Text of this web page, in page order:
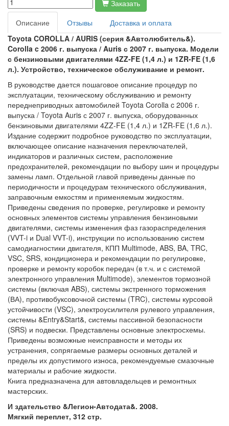
Заказать
Описание
Отзывы
Доставка и оплата
Toyota COROLLA / AURIS (серия &Автолюбитель&).
Corolla c 2006 г. выпуска / Auris с 2007 г. выпуска. Модели
с бензиновыми двигателями 4ZZ-FE (1,4 л.) и 1ZR-FE (1,6
л.). Устройство, техническое обслуживание и ремонт.
В руководстве дается пошаговое описание процедур по
эксплуатации, техническому обслуживанию и ремонту
переднеприводных автомобилей Toyota Corolla c 2006 г.
выпуска / Toyota Auris с 2007 г. выпуска, оборудованных
бензиновыми двигателями 4ZZ-FE (1,4 л.) и 1ZR-FE (1,6 л.).
Издание содержит подробное руководство по эксплуатации,
включающее описание назначения переключателей,
индикаторов и различных систем, расположение
предохранителей, рекомендации по выбору шин и процедуры
замены ламп. Отдельной главой приведены данные по
периодичности и процедурам технического обслуживания,
заправочным емкостям и применяемым жидкостям.
Приведены сведения по проверке, регулировке и ремонту
основных элементов системы управления бензиновыми
двигателями, системы изменения фаз газораспределения
(VVT-i и Dual VVT-i), инструкции по использованию систем
самодиагностики двигателя, КПП Multimode, ABS, BA, TRC,
VSC, SRS, кондиционера и рекомендации по регулировке,
проверке и ремонту коробок передач (в т.ч. и с системой
электронного управления Multimode), элементов тормозной
системы (включая ABS), системы экстренного торможения
(ВА), противобуксовочной системы (TRC), системы курсовой
устойчивости (VSC), электроусилителя рулевого управления,
системы &Entry&Start&, системы пассивной безопасности
(SRS) и подвески. Представлены основные электросхемы.
Приведены возможные неисправности и методы их
устранения, сопрягаемые размеры основных деталей и
пределы их допустимого износа, рекомендуемые смазочные
материалы и рабочие жидкости.
Книга предназначена для автовладельцев и ремонтных
мастерских.
И здательство &Легион-Автодата&. 2008.
Мягкий переплет, 312 стр.